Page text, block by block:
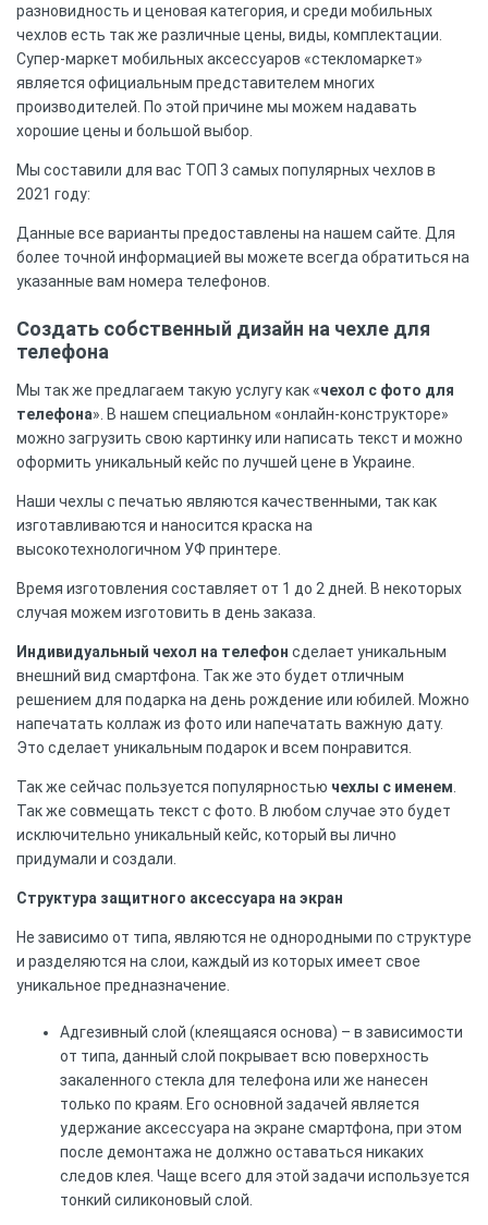
разновидность и ценовая категория, и среди мобильных
чехлов есть так же различные цены, виды, комплектации.
Супер-маркет мобильных аксессуаров «стекломаркет»
является официальным представителем многих
производителей. По этой причине мы можем надавать
хорошие цены и большой выбор.
Мы составили для вас ТОП 3 самых популярных чехлов в
2021 году:
Данные все варианты предоставлены на нашем сайте. Для
более точной информацией вы можете всегда обратиться на
указанные вам номера телефонов.
Создать собственный дизайн на чехле для
телефона
Мы так же предлагаем такую услугу как «чехол с фото для
телефона». В нашем специальном «онлайн-конструкторе»
можно загрузить свою картинку или написать текст и можно
оформить уникальный кейс по лучшей цене в Украине.
Наши чехлы с печатью являются качественными, так как
изготавливаются и наносится краска на
высокотехнологичном УФ принтере.
Время изготовления составляет от 1 до 2 дней. В некоторых
случая можем изготовить в день заказа.
Индивидуальный чехол на телефон сделает уникальным
внешний вид смартфона. Так же это будет отличным
решением для подарка на день рождение или юбилей. Можно
напечатать коллаж из фото или напечатать важную дату.
Это сделает уникальным подарок и всем понравится.
Так же сейчас пользуется популярностью чехлы с именем
Так же совмещать текст с фото. В любом случае это будет
исключительно уникальный кейс, который вы лично
придумали и создали.
Структура защитного аксессуара на экран
Не зависимо от типа, являются не однородными по структуре
и разделяются на слои, каждый из которых имеет свое
уникальное предназначение.
Адгезивный слой (клеящаяся основа) – в зависимости
от типа, данный слой покрывает всю поверхность
закаленного стекла для телефона или же нанесен
только по краям. Его основной задачей является
удержание аксессуара на экране смартфона, при этом
после демонтажа не должно оставаться никаких
следов клея. Чаще всего для этой задачи используется
тонкий силиконовый слой.